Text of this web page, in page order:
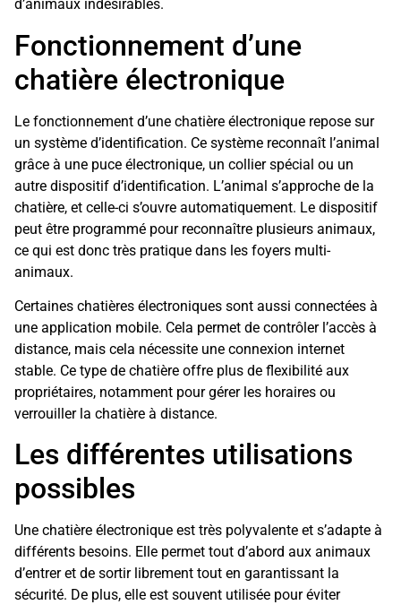
d’animaux indésirables.
Fonctionnement d’une
chatière électronique
Le fonctionnement d’une chatière électronique repose sur
un système d’identification. Ce système reconnaît l’animal
grâce à une puce électronique, un collier spécial ou un
autre dispositif d’identification. L’animal s’approche de la
chatière, et celle-ci s’ouvre automatiquement. Le dispositif
peut être programmé pour reconnaître plusieurs animaux,
ce qui est donc très pratique dans les foyers multi-
animaux.
Certaines chatières électroniques sont aussi connectées à
une application mobile. Cela permet de contrôler l’accès à
distance, mais cela nécessite une connexion internet
stable. Ce type de chatière offre plus de flexibilité aux
propriétaires, notamment pour gérer les horaires ou
verrouiller la chatière à distance.
Les différentes utilisations
possibles
Une chatière électronique est très polyvalente et s’adapte à
différents besoins. Elle permet tout d’abord aux animaux
d’entrer et de sortir librement tout en garantissant la
sécurité. De plus, elle est souvent utilisée pour éviter